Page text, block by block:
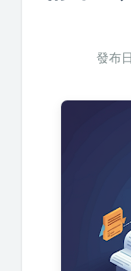
發布